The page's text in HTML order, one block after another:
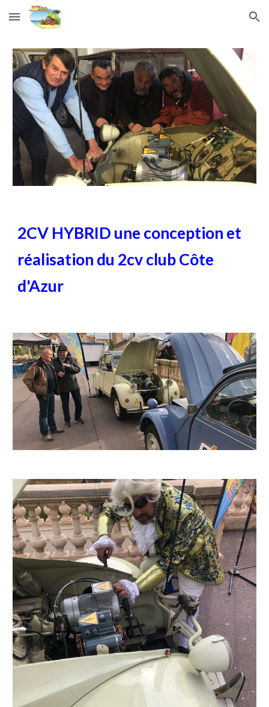
Skip to main content Skip to navigation
2CV HYBRID une conception et
réalisation du 2cv club Côte
d'Azur